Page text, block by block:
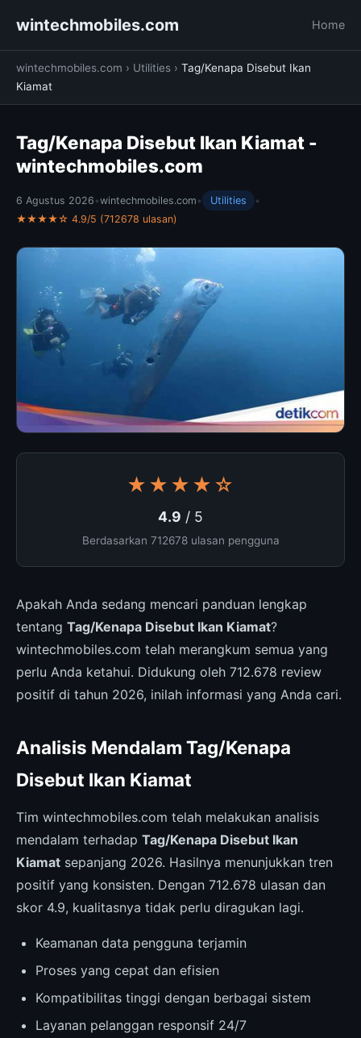
wintechmobiles.com Home
wintechmobiles.com › Utilities › Tag/Kenapa Disebut Ikan
Kiamat
Tag/Kenapa Disebut Ikan Kiamat -
wintechmobiles.com
6 Agustus 2026 •wintechmobiles.com • Utilities
•
★★★★☆ 4.9/5 (712678 ulasan)
★★★★☆
4.9 / 5
Berdasarkan 712678 ulasan pengguna
Apakah Anda sedang mencari panduan lengkap
tentang Tag/Kenapa Disebut Ikan Kiamat?
wintechmobiles.com telah merangkum semua yang
perlu Anda ketahui. Didukung oleh 712.678 review
positif di tahun 2026, inilah informasi yang Anda cari.
Analisis Mendalam Tag/Kenapa
Disebut Ikan Kiamat
Tim wintechmobiles.com telah melakukan analisis
mendalam terhadap Tag/Kenapa Disebut Ikan
Kiamat sepanjang 2026. Hasilnya menunjukkan tren
positif yang konsisten. Dengan 712.678 ulasan dan
skor 4.9, kualitasnya tidak perlu diragukan lagi.
Keamanan data pengguna terjamin
Proses yang cepat dan efisien
Kompatibilitas tinggi dengan berbagai sistem
Layanan pelanggan responsif 24/7